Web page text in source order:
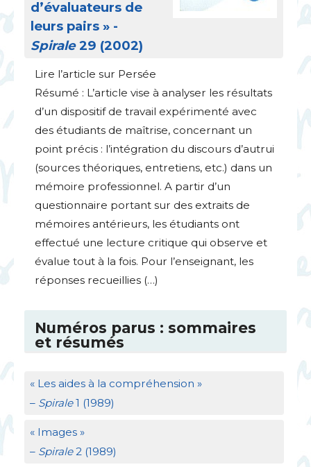
d’évaluateurs de
leurs pairs » -
Spirale29 (2002)
Lire l’article sur Persée
Résumé : L’article vise à analyser les résultats
d’un dispositif de travail expérimenté avec
des étudiants de maîtrise, concernant un
point précis : l’intégration du discours d’autrui
(sources théoriques, entretiens, etc.) dans un
mémoire professionnel. A partir d’un
questionnaire portant sur des extraits de
mémoires antérieurs, les étudiants ont
effectué une lecture critique qui observe et
évalue tout à la fois. Pour l’enseignant, les
réponses recueillies (…)
Numéros parus : sommaires
et résumés
« Les aides à la compréhension »
– Spirale1 (1989)
« Images »
– Spirale2 (1989)